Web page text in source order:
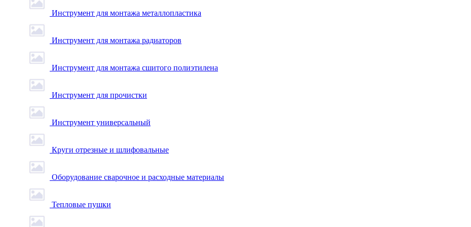
Инструмент для монтажа металлопластика
Инструмент для монтажа радиаторов
Инструмент для монтажа сшитого полиэтилена
Инструмент для прочистки
Инструмент универсальный
Круги отрезные и шлифовальные
Оборудование сварочное и расходные материалы
Тепловые пушки